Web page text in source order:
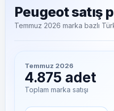
Peugeot satış
Temmuz 2026 marka bazlı
Temmuz 2026
4.875 adet
Toplam marka satışı